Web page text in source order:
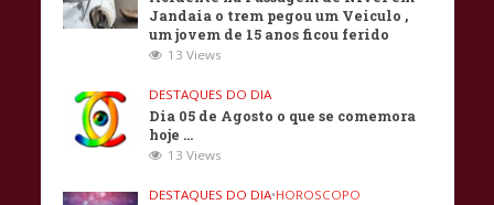
Jandaia o trem pegou um Veiculo ,
um jovem de 15 anos ficou ferido
13 Views
DESTAQUES DO DIA
Dia 05 de Agosto o que se comemora
hoje …
13 Views
DESTAQUES DO DIA•HOROSCOPO